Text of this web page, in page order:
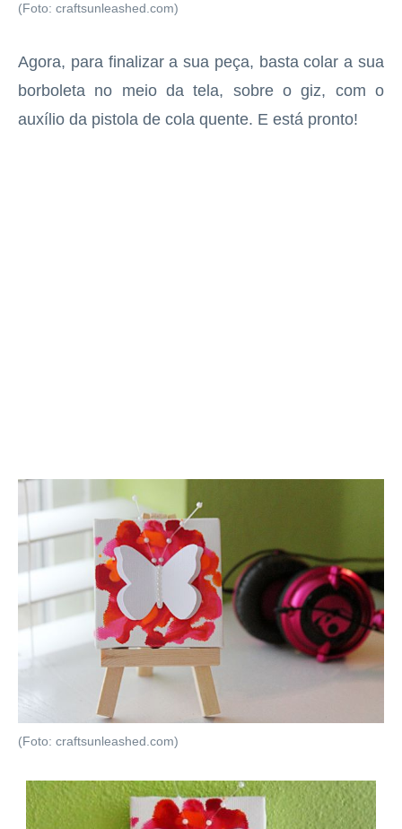
(Foto: craftsunleashed.com)
Agora, para finalizar a sua peça, basta colar a sua
borboleta no meio da tela, sobre o giz, com o
auxílio da pistola de cola quente. E está pronto!
(Foto: craftsunleashed.com)